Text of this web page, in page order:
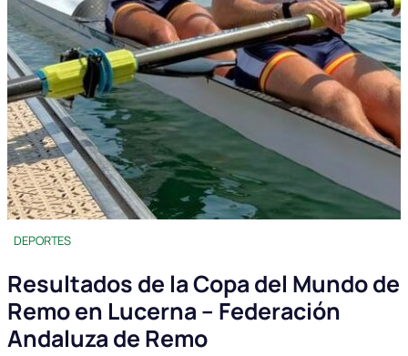
DEPORTES
Resultados de la Copa del Mundo de
Remo en Lucerna – Federación
Andaluza de Remo